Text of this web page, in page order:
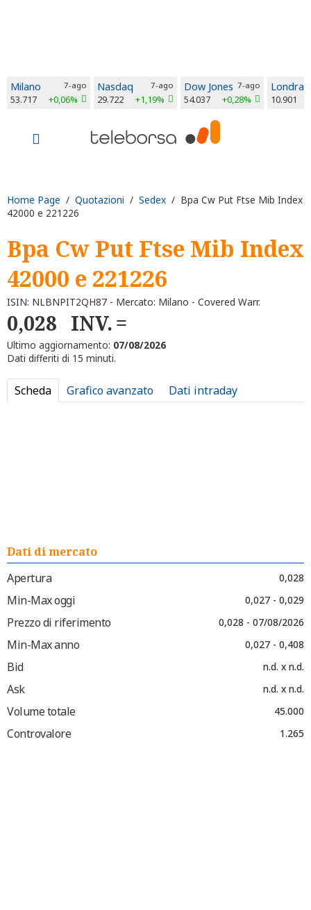
Milano 7-ago
53.717 +0,06%
Nasdaq 7-ago
29.722 +1,19%
Dow Jones 7-ago
54.037 +0,28%
Londra
10.901
Home Page / Quotazioni / Sedex / Bpa Cw Put Ftse Mib Index
42000 e 221226
Bpa Cw Put Ftse Mib Index
42000 e 221226
ISIN: NLBNPIT2QH87 - Mercato: Milano - Covered Warr.
0,028 INV.
Ultimo aggiornamento: 07/08/2026
Dati differiti di 15 minuti.
Scheda Grafico avanzato Dati intraday
Dati di mercato
Apertura
0,028
Min-Max oggi 0,027 - 0,029
Prezzo di riferimento 0,028 - 07/08/2026
Min-Max anno 0,027 - 0,408
Bid n.d. x n.d.
Ask n.d. x n.d.
Volume totale 45.000
Controvalore 1.265